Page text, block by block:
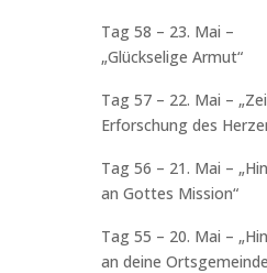
Tag 58 – 23. Mai –
„Glückselige Armut“
Tag 57 – 22. Mai –
Erforschung des
Tag 56 – 21. Mai –
an Gottes Mission“
Tag 55 – 20. Mai –
an deine